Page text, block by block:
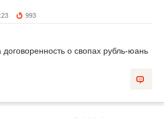
993
договоренность о свопах рубль-юань